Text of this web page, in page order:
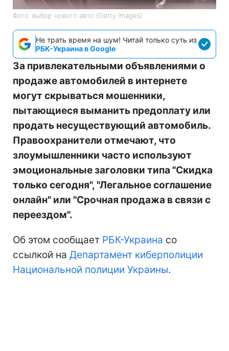
Фото: выбор нового авто (Getty Images)
Не трать время на шум! Читай только суть из
РБК-Украина в Google
За привлекательными объявлениями о
продаже автомобилей в интернете
могут скрываться мошенники,
пытающиеся выманить предоплату или
продать несуществующий автомобиль.
Правоохранители отмечают, что
злоумышленники часто используют
эмоциональные заголовки типа "Скидка
только сегодня", "Легальное соглашение
онлайн" или "Срочная продажа в связи с
переездом".
Об этом сообщает РБК-Украина со
ссылкой на Департамент киберполиции
Национальной полиции Украины.